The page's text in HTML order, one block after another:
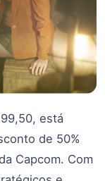
está
de 50%
Capcom. Com